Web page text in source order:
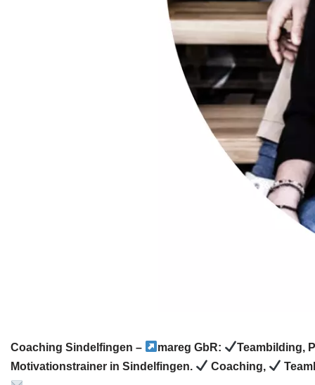
Coaching Sindelfingen – mareg GbR:
Teambilding,
Motivationstrainer in Sindelfingen.
Coaching,